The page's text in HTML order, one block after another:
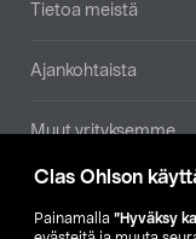
Clas Ohlson
Painamalla ”Hyväksy
Tietoa meistä
Ajankohtaista
Muut yrityksemme